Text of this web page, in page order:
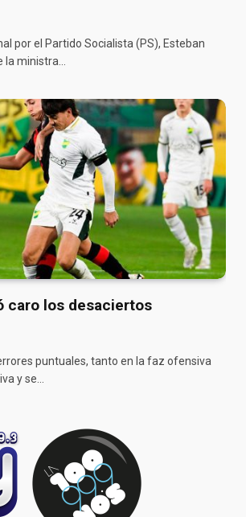
por el Partido Socialista (PS), Esteban
la ministra…
caro los desaciertos
puntuales, tanto en la faz ofensiva
y se…